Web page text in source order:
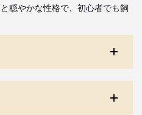
穏やかな性格で、初心者でも飼